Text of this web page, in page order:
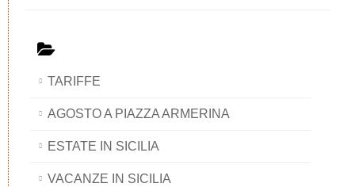
TARIFFE
AGOSTO A PIAZZA ARMERINA
ESTATE IN SICILIA
VACANZE IN SICILIA